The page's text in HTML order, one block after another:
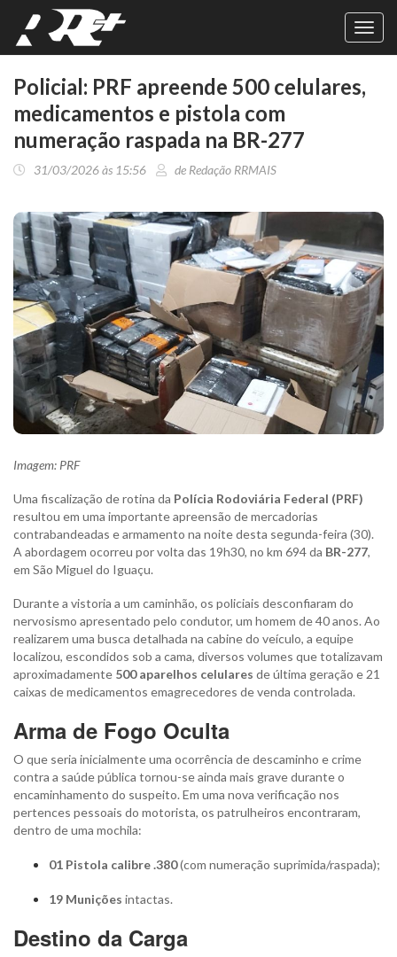
Policial: PRF apreende 500 celulares,
medicamentos e pistola com
numeração raspada na BR-277
31/03/2026 às 15:56 de Redação RRMAIS
Imagem: PRF
Uma fiscalização de rotina da Polícia Rodoviária Federal (PRF)
resultou em uma importante apreensão de mercadorias
contrabandeadas e armamento na noite desta segunda-feira (30).
A abordagem ocorreu por volta das 19h30, no km 694 da BR-277,
em São Miguel do Iguaçu.
Durante a vistoria a um caminhão, os policiais desconfiaram do
nervosismo apresentado pelo condutor, um homem de 40 anos. Ao
realizarem uma busca detalhada na cabine do veículo, a equipe
localizou, escondidos sob a cama, diversos volumes que totalizavam
aproximadamente 500 aparelhos celulares de última geração e 21
caixas de medicamentos emagrecedores de venda controlada.
Arma de Fogo Oculta
O que seria inicialmente uma ocorrência de descaminho e crime
contra a saúde pública tornou-se ainda mais grave durante o
encaminhamento do suspeito. Em uma nova verificação nos
pertences pessoais do motorista, os patrulheiros encontraram,
dentro de uma mochila:
01 Pistola calibre .380(com numeração suprimida/raspada);
19 Munições intactas.
Destino da Carga